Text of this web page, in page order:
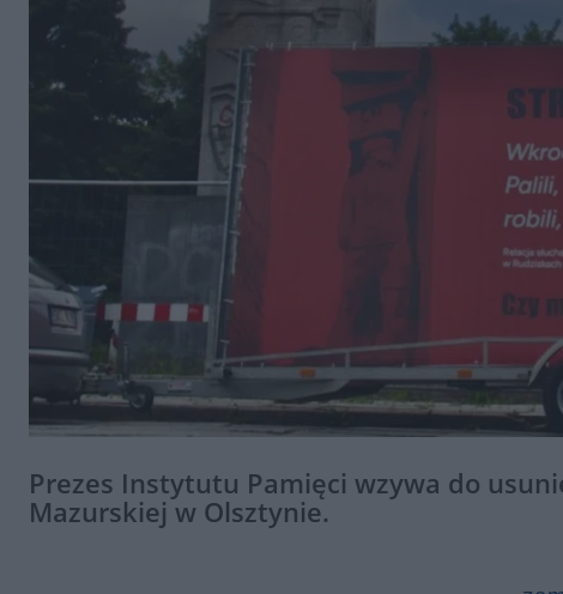
Prezes Instytutu Pamięci wzywa do
Mazurskiej w Olsztynie.